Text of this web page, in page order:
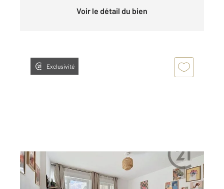
Voir le détail du bien
Exclusivité
REIMS 51
44,83 m 2 , 2 pièces
Ref : 18406